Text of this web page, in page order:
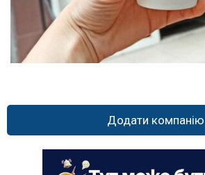
Додати компанію